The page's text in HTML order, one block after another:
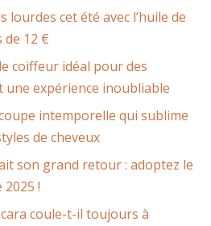
lourdes cet été avec l’huile de
de 12 €
coiffeur idéal pour des
une expérience inoubliable
intemporelle qui sublime
de cheveux
son grand retour : adoptez le
!
coule-t-il toujours à